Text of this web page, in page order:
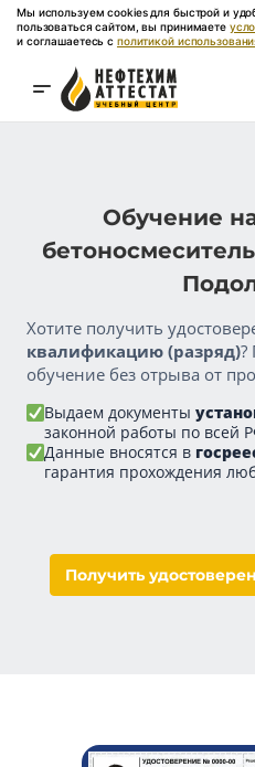
Мы используем cookies для быстрой и
пользоваться сайтом, вы принимаете
и соглашаетесь с политикой
Обучение
Хотите получить
квалификацию (разряд)?
обучение без отрыва от
Выдаем документы
законной работы по всей
Данные вносятся в
гарантия прохождения
Получить